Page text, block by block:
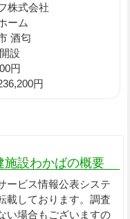
株式会社
ーム
酒匂
設
円
円
施設わかばの概要
ービス情報公表システ
載しております。調査
い場合もございますの